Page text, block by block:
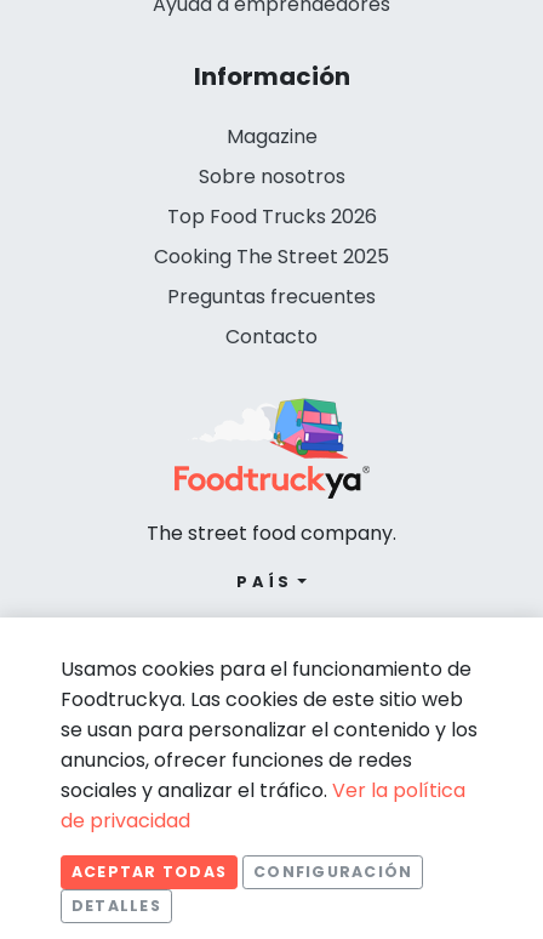
Información
Magazine
Sobre nosotros
Top Food Trucks 2026
Cooking The Street 2025
Preguntas frecuentes
Contacto
The street food company.
PAÍS
© Foodtruckya 2026
Condiciones de contratación Política de privacidad
Aviso legal
Usamos cookies para el funcionamiento de
Foodtruckya. Las cookies de este sitio web
se usan para personalizar el contenido y los
anuncios, ofrecer funciones de redes
sociales y analizar el tráfico. Ver la política
de privacidad
ACEPTAR TODAS
CONFIGURACIÓN
DETALLES